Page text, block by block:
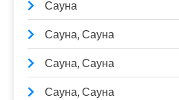
Сауна
Сауна, Сауна
Сауна, Сауна
Сауна, Сауна